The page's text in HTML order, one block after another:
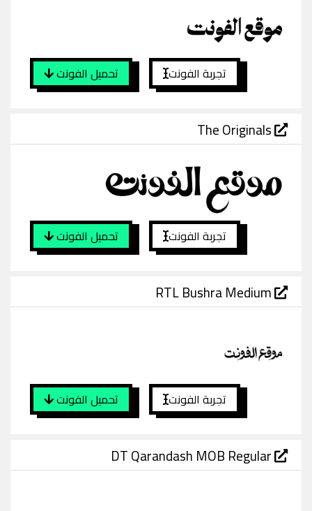
تحميل الفونت تجربة الفونت
The Originals
تحميل الفونت تجربة الفونت
RTL Bushra Medium
تحميل الفونت تجربة الفونت
DT Qarandash MOB Regular